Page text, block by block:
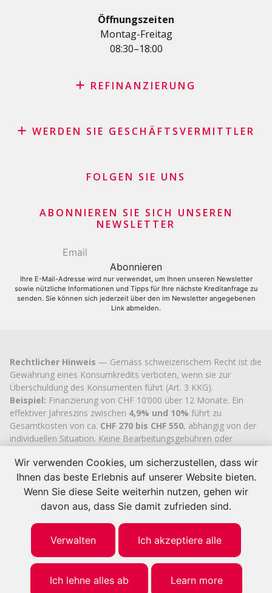
Privatkredit für Selbstständige
KMU-Kredit
Kreditkartenantrag
Öffnungszeiten
Montag-Freitag
08:30–18:00
REFINANZIERUNG
Schweiz
Darlehenskonsolidierung
Kreditkartenantrag
WERDEN SIE GESCHÄFTSVERMITTLER
Geschäftsvermittler Händler und Kaufleute
FOLGEN SIE UNS
ABONNIEREN SIE SICH UNSEREN
NEWSLETTER
Ihre E-Mail-Adresse wird nur verwendet, um Ihnen unseren Newsletter
sowie nützliche Informationen und Tipps für Ihre nächste Kreditanfrage zu
senden. Sie können sich jederzeit über den im Newsletter angegebenen
Link abmelden.
Rechtlicher Hinweis — Gemäss schweizerischem Recht ist die
Gewährung eines Konsumkredits verboten, wenn sie zur
Überschuldung des Konsumenten führt (Art. 3 KKG).
Beispiel: Finanzierung von CHF 10’000 über 12 Monate. Ein
effektiver Jahreszins zwischen 4,9% und 10% führt zu
Gesamtkosten von ca. CHF 270 bis CHF 550, abhängig von der
individuellen Situation. Keine Bearbeitungsgebühren oder
Cashflex MultiCredit GmbH , seit 2007 im Handelsregister des
Kantons Zug eingetragen (UIDCHE-113.592.711), verfügt über
die offizielle kantonale Bewilligung zur Vermittlung von
Konsumkrediten.
© 2026 | Cashflex MultiKredit GmbH
Wir verwenden Cookies, um sicherzustellen, dass wir
Ihnen das beste Erlebnis auf unserer Website bieten.
Wenn Sie diese Seite weiterhin nutzen, gehen wir
davon aus, dass Sie damit zufrieden sind.
Verwalten Ich akzeptiere alle
Ich lehne alles ab Learn more